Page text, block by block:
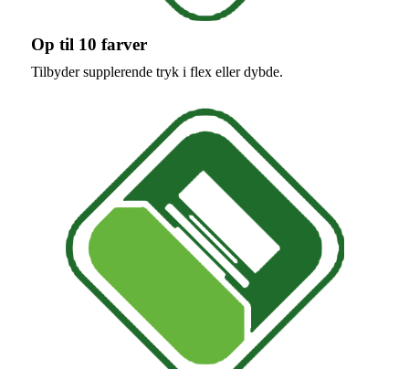
Op til 10 farver
Tilbyder supplerende tryk i flex eller dybde.